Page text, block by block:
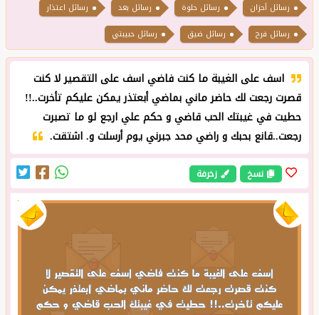
رسائل أحزان
رسائل حلوة رسائل بعد
رسائل اعتذار
رسائل فرح
رسائل ضيق رسائل حبيبتي
اسف على الغيبة ما كنت فاضي اسف على التقصير لا كنت
قصرت رجعت لك حاضر ماني بماضي أبعتذر يمكن عليكم تأخرت..!!
حطيت في غيبتك الحب قاضي و حكم علي ارجع لو ما تصبرت
رجعت..قانع بحبك و راضي محد جبرني يوم أرسلت و. اشتقت.
نسخ زخرفة